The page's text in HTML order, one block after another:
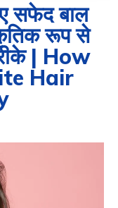
सफेद बाल
रूप से
| How
Hair